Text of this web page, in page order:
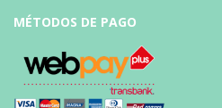
MÉTODOS DE PAGO